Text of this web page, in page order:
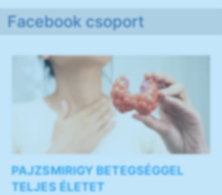
Facebook csoport
PAJZSMIRIGY BETEGSÉGGEL
TELJES ÉLETET